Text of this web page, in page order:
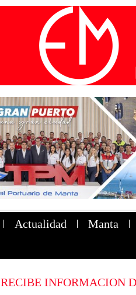
Actualidad Manta
RECIBE INFORMACION